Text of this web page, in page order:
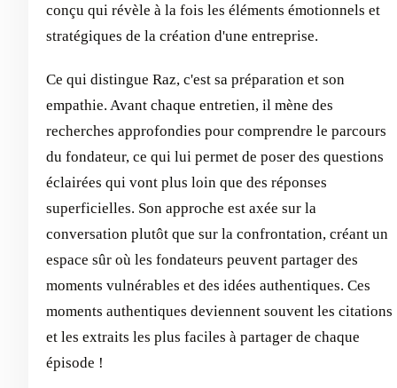
conçu qui révèle à la fois les éléments émotionnels et
stratégiques de la création d'une entreprise.
Ce qui distingue Raz, c'est sa préparation et son
empathie. Avant chaque entretien, il mène des
recherches approfondies pour comprendre le parcours
du fondateur, ce qui lui permet de poser des questions
éclairées qui vont plus loin que des réponses
superficielles. Son approche est axée sur la
conversation plutôt que sur la confrontation, créant un
espace sûr où les fondateurs peuvent partager des
moments vulnérables et des idées authentiques. Ces
moments authentiques deviennent souvent les citations
et les extraits les plus faciles à partager de chaque
épisode !